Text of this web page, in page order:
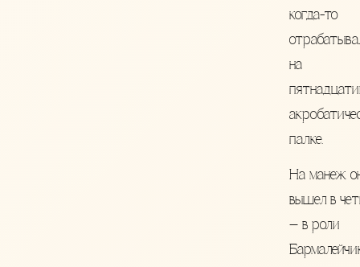
когда-то
на
палке.
На манеж
вышел в
— в роли